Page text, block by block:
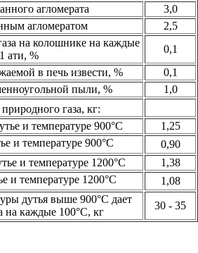
агломерата
3,0
агломератом
2,5
на колошнике на каждые
ати, %
0,1
в печь извести, %
0,1
пыли, %
1,0
природного газа, кг:
и температуре 900°С
1,25
и температуре 900°С
0,90
и температуре 1200°С
1,38
и температуре 1200°С
1,08
дутья выше 900°С дает
на каждые 100°С, кг
30 - 35